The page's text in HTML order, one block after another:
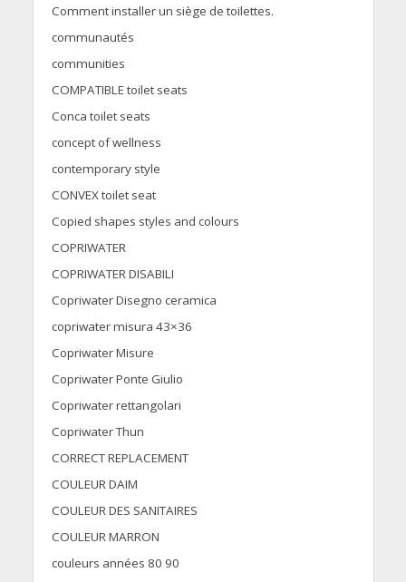
Comment installer un siège de toilettes.
communautés
communities
COMPATIBLE toilet seats
Conca toilet seats
concept of wellness
contemporary style
CONVEX toilet seat
Copied shapes styles and colours
COPRIWATER
COPRIWATER DISABILI
Copriwater Disegno ceramica
copriwater misura 43×36
Copriwater Misure
Copriwater Ponte Giulio
Copriwater rettangolari
Copriwater Thun
CORRECT REPLACEMENT
COULEUR DAIM
COULEUR DES SANITAIRES
COULEUR MARRON
couleurs années 80 90